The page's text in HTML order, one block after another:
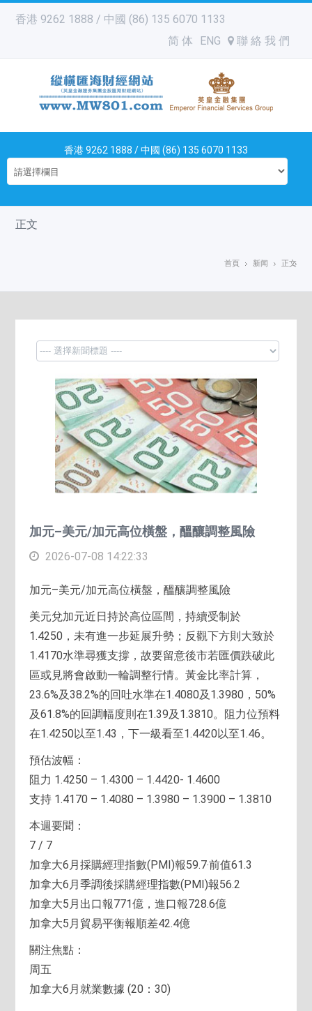
香港 9262 1888 / 中國 (86) 135 6070 1133
简 体
ENG 聯 絡 我 們
香港 9262 1888 / 中國 (86) 135 6070 1133
正文
首頁 新闻 正文
加元–美元/加元高位橫盤，醞釀調整風險
2026-07-08 14:22:33
加元–美元/加元高位橫盤，醞釀調整風險
美元兌加元近日持於高位區間，持續受制於
1.4250，未有進一步延展升勢；反觀下方則大致於
1.4170水準尋獲支撐，故要留意後市若匯價跌破此
區或見將會啟動一輪調整行情。黃金比率計算，
23.6%及38.2%的回吐水準在1.4080及1.3980，50%
及61.8%的回調幅度則在1.39及1.3810。阻力位預料
在1.4250以至1.43，下一級看至1.4420以至1.46。
預估波幅：
阻力 1.4250 – 1.4300 – 1.4420- 1.4600
支持 1.4170 – 1.4080 – 1.3980 – 1.3900 – 1.3810
本週要聞：
7 / 7
加拿大6月採購經理指數(PMI)報59.7‧前值61.3
加拿大6月季調後採購經理指數(PMI)報56.2
加拿大5月出口報771億，進口報728.6億
加拿大5月貿易平衡報順差42.4億
關注焦點：
周五
加拿大6月就業數據 (20：30)